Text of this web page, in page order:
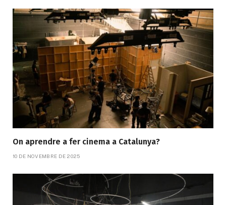
On aprendre a fer cinema a Catalunya?
10 DE NOVEMBRE DE 2025